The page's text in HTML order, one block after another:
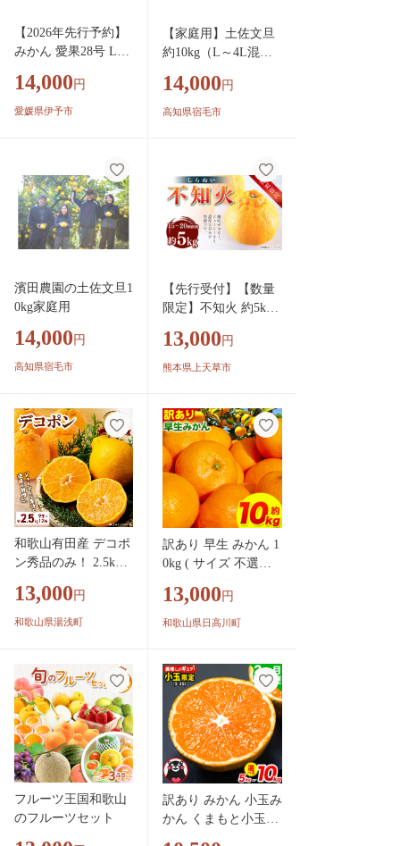
【2026年先行予約】
みかん 愛果28号 Lサ
箱）【2026年11月下
旬から順次発送予
橘 国産 フルーツ 伊
豫果園 伊予市｜B527
14,000 円
愛媛県伊予市
【家庭用】土佐文旦
約10kg（L～4L混
田果樹園
14,000 円
高知県宿毛市
濱田農園の土佐文旦1
0kg家庭用
14,000 円
高知県宿毛市
【先行受付】【数量
限定】不知火 約5kg
ン 果物 フルーツ 熊
本県 上天草市【2027
13,000 円
熊本県上天草市
和歌山有田産 デコポ
ン秀品のみ！ 2.5kg
13,000 円
和歌山県湯浅町
訳あり 早生 みかん 1
0kg ( サイズ 不選別 )
上旬-2月上旬頃出
荷》 和歌山県 日高川
外 不揃い わけありみ
かん 期間限定 旬 フ
ルーツ 果物 柑橘 サ
イズ 不選別 10キロ
送料無料
13,000 円
和歌山県日高川町
フルーツ王国和歌山
のフルーツセット
訳あり みかん 小玉み
かん くまもと小玉み